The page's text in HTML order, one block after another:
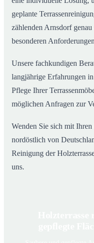
geplante
zählenden Arnsdorf
besonderen
Unsere fachkundigen
langjährige Erfahrungen
Pflege Ihrer
möglichen Anfragen zur
Wenden Sie sich mit
nordöstlich von
Reinigung der
uns.